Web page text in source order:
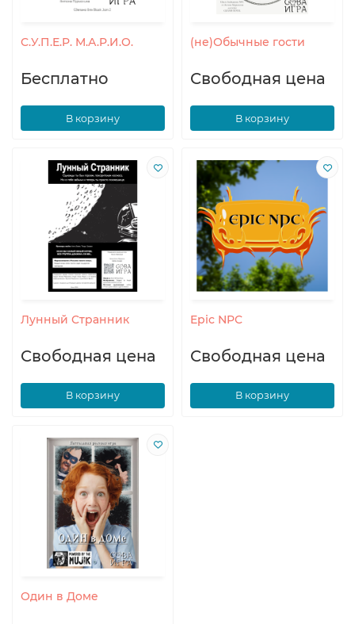
С.У.П.Е.Р. М.А.Р.И.О.
Бесплатно
В корзину
(не)Обычные гости
Свободная цена
В корзину
Лунный Странник
Свободная цена
В корзину
Epic NPC
Свободная цена
В корзину
Один в Доме